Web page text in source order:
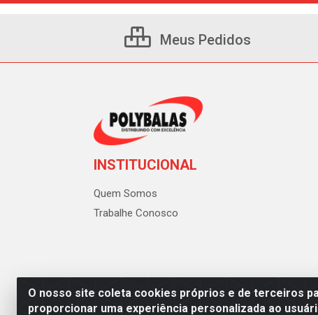
O nosso site coleta cookies próprios e de terceiros
proporcionar uma experiência personalizada ao
Meus Pedidos
INSTITUCIONAL
Quem Somos
Trabalhe Conosco